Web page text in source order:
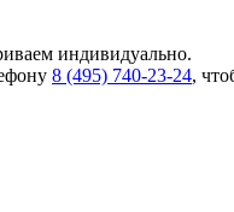
индивидуально.
8 (495) 740-23-24,